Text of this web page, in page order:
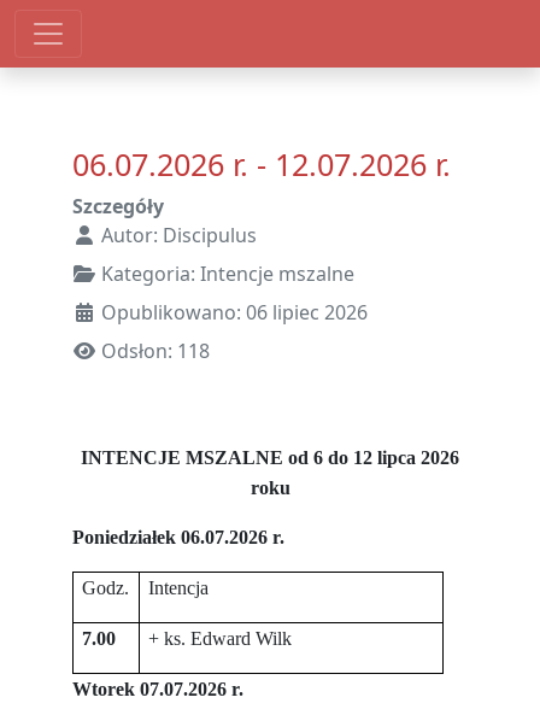
06.07.2026 r. - 12.07.2026 r.
Szczegóły
Autor: Discipulus
Kategoria: Intencje mszalne
Opublikowano: 06 lipiec 2026
Odsłon: 118
INTENCJE MSZALNE od 6 do 12 lipca 2026
roku
Poniedziałek 06.07.2026 r.
Godz. Intencja
7.00 + ks. Edward Wilk
Wtorek 07.07.2026 r.